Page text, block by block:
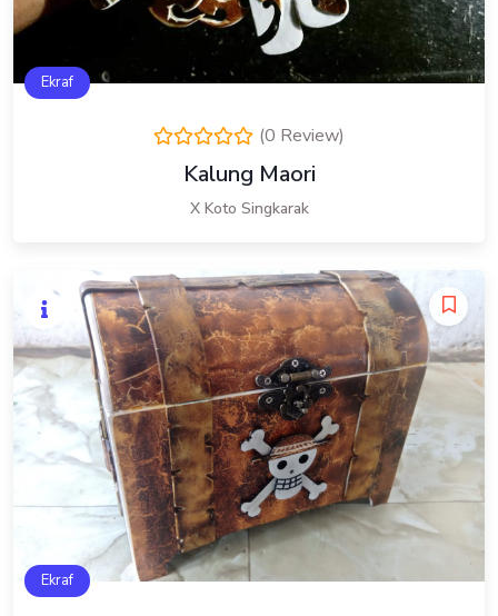
Ekraf
(0 Review)
Kalung Maori
X Koto Singkarak
Ekraf